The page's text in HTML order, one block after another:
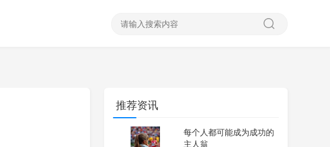
推荐资讯
每个人都可能成为成功的
主人翁